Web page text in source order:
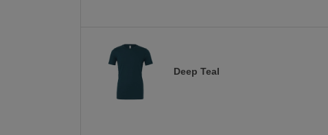
Deep Teal